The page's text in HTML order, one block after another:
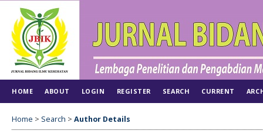
HOME ABOUT LOGIN REGISTER SEARCH CURRENT
Home > Search > Author Details